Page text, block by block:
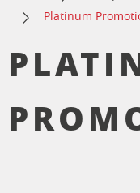
Platinum